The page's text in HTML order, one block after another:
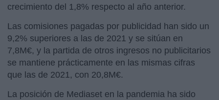
crecimiento del 1,8% respecto al año anterior.
Las comisiones pagadas por publicidad han sido un
9,2% superiores a las de 2021 y se sitúan en
7,8M€, y la partida de otros ingresos no publicitarios
se mantiene prácticamente en las mismas cifras
que las de 2021, con 20,8M€.
La posición de Mediaset en la pandemia ha sido